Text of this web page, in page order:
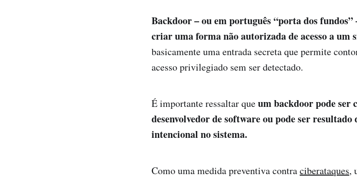
Backdoor – ou em português “porta dos
criar uma forma não autorizada de acesso a um
basicamente uma entrada secreta que permite
acesso privilegiado sem ser detectado.
É importante ressaltar queum backdoor pode
desenvolvedor de software ou pode ser
intencional no sistema.
Como uma medida preventiva contraciberataques,